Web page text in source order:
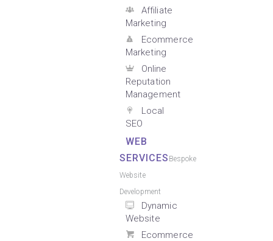
Affiliate
Marketing
Ecommerce
Marketing
Online
Reputation
Management
Local
SEO
WEB
SERVICES Bespoke
Website
Development
Dynamic
Website
Ecommerce